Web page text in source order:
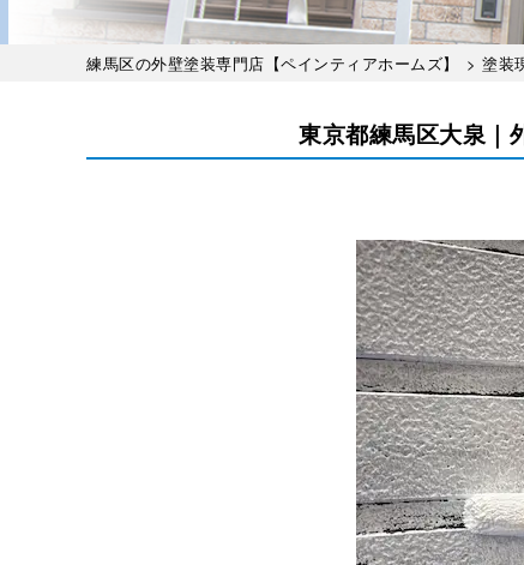
練馬区の外壁塗装専門店【ペインティアホームズ】 > 塗装
東京都練馬区大泉｜